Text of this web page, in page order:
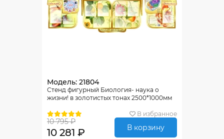
Модель: 21804
Стенд фигурный Биология- наука о
жизни! в золотистых тонах 2500*1000мм
В избранное
10 795 ₽
10 281 ₽ В корзину